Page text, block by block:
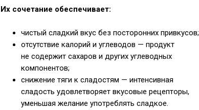
Их сочетание обеспечивает:
чистый сладкий вкус без посторонних привкусов;
отсутствие калорий и углеводов — продукт
не содержит сахаров и других углеводных
компонентов;
снижение тяги к сладостям — интенсивная
сладость удовлетворяет вкусовые рецепторы,
уменьшая желание употреблять сладкое.